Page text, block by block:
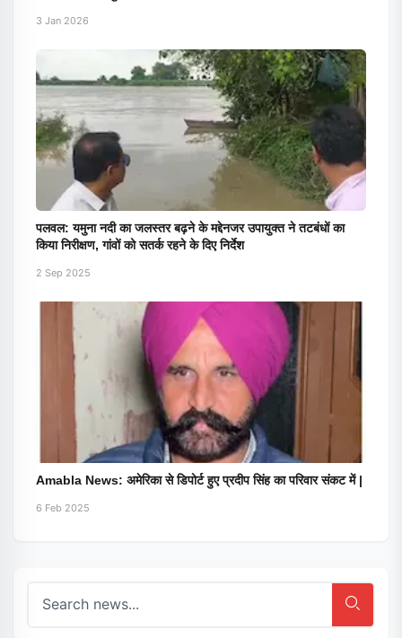
3 Jan 2026
पलवल: यमुना नदी का जलस्तर बढ़ने के मद्देनजर उपायुक्त ने तटबंधों का
किया निरीक्षण, गांवों को सतर्क रहने के दिए निर्देश
2 Sep 2025
Amabla News: अमेरिका से डिपोर्ट हुए प्रदीप सिंह का परिवार संकट में |
6 Feb 2025